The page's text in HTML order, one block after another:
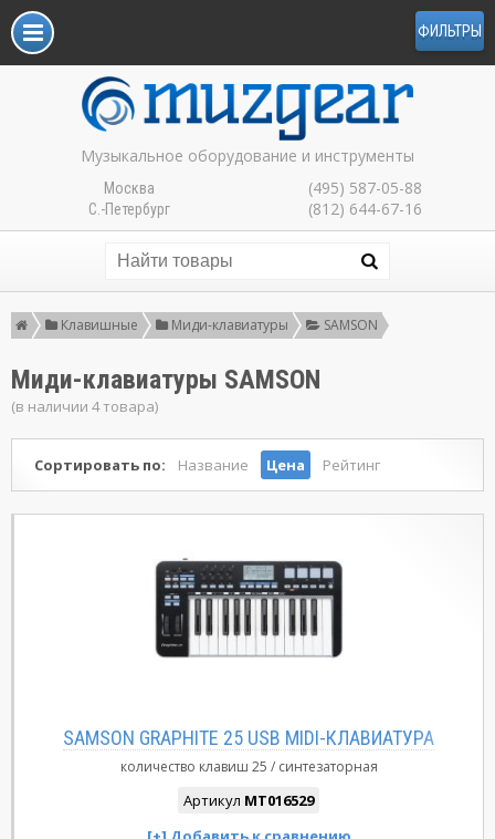
ФИЛЬТРЫ
Музыкальное оборудование и инструменты
Москва (495) 587-05-88
С.-Петербург (812) 644-67-16
Клавишные Миди-клавиатуры SAMSON
Миди-клавиатуры SAMSON
(в наличии 4 товара)
Сортировать по: Название Цена Рейтинг
SAMSON GRAPHITE 25 USB MIDI-КЛАВИАТУРА
количество клавиш 25 синтезаторная
Артикул MT016529